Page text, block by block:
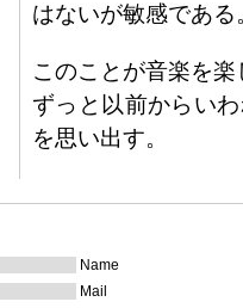
はないが敏感である
このことが音楽を
ずっと以前からい
を思い出す。
Name
Mail